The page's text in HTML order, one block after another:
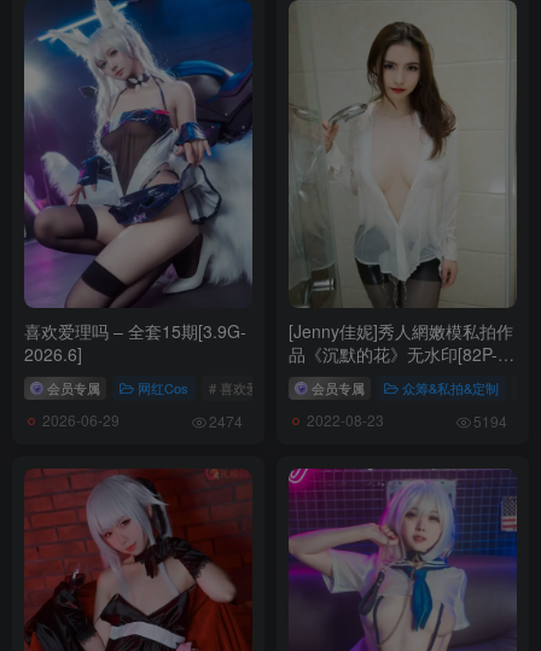
喜欢爱理吗 – 全套15期[3.9G-
2026.6]
会员专属 网红Cos # 喜欢爱理吗
2026-06-29 2474
[Jenny佳妮]秀人網嫩模私拍作
品《沉默的花》无水印[82P-
237MB]
会员专属 众筹&私拍&定制
2022-08-23 5194